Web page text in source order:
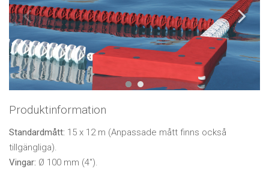
Produktinformation
Standardmått: 15 x 12 m (Anpassade mått finns också
tillgängliga).
Vingar: Ø 100 mm (4").